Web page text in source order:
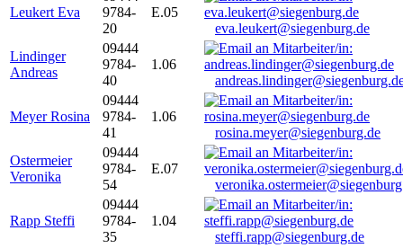
Leukert Eva
9784-
20
E.05
eva.leukert@siegenburg.de
Lindinger
Andreas
09444
9784-
40
1.06
Meyer Rosina
09444
9784-
41
1.06
rosina.meyer@siegenburg.de
Ostermeier
Veronika
09444
9784-
54
E.07
Rapp Steffi
09444
9784-
35
1.04
steffi.rapp@siegenburg.de